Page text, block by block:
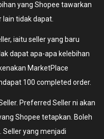
yang Shopee tawarkan
lain tidak dapat.
iaitu seller yang baru
dapat apa-apa kelebihan
MarketPlace
100 completed order.
Preferred Seller ni akan
Shopee tetapkan. Boleh
Seller yang menjadi